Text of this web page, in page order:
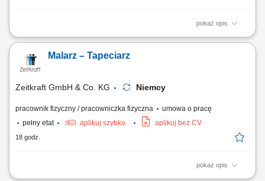
pokaż opis
Opis stanowiska: Kompleksowe wykonywanie prac malarskich i
szlifowanie i szpachlowanie. Malowanie wnętrz oraz fasad budynków.
Realizacja prac elewacyjnych i dociepleniowych dla obiektów
Malarz – Tapeciarz
Zeitkraft GmbH & Co. KG Niemcy
pracownik fizyczny / pracowniczka fizyczna
umowa o pracę
pełny etat
aplikuj szybko aplikuj bez CV
18 godz.
pokaż opis
Zakres obowiązków Doświadczenie oraz samodzielność w pracach: